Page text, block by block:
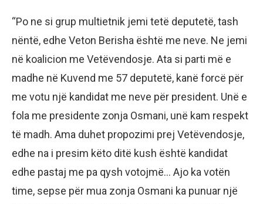
“Po ne si grup multietnik jemi tetë deputetë, tash
nëntë, edhe Veton Berisha është me neve. Ne jemi
në koalicion me Vetëvendosje. Ata si parti më e
madhe në Kuvend me 57 deputetë, kanë forcë për
me votu një kandidat me neve për president. Unë e
fola me presidente zonja Osmani, unë kam respekt
të madh. Ama duhet propozimi prej Vetëvendosje,
edhe na i presim këto ditë kush është kandidat
edhe pastaj me pa qysh votojmë… Ajo ka votën
time, sepse për mua zonja Osmani ka punuar një